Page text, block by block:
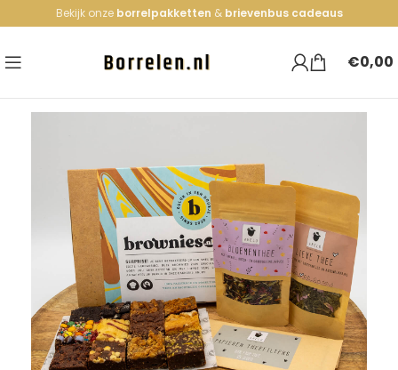
Bekijk onze borrelpakketten & brievenbus cadeaus
€0,00